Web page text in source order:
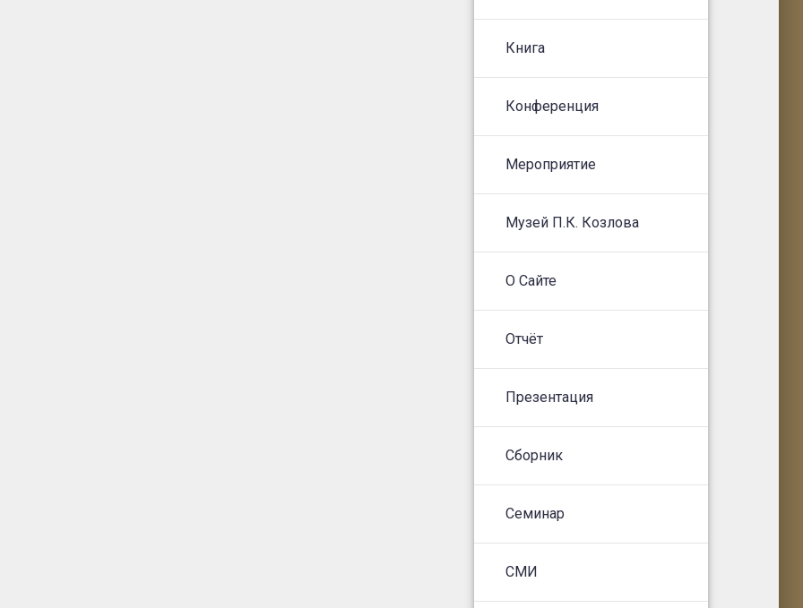
Книга
Конференция
Мероприятие
Музей П.К. Козлова
О Сайте
Отчёт
Презентация
Сборник
Семинар
СМИ